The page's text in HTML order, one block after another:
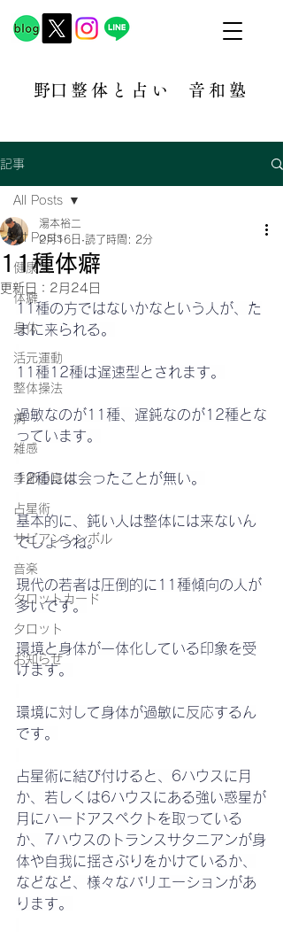
​野口整体と占い 音和塾​
記事
All Posts
健康法
体癖
身体
活元運動
整体操法
病
雑感
季節の身体
占星術
サビアンシンボル
音楽
タロットカード
タロット
お知らせ
All Posts
11種体癖
湯本裕二
2月16日 読了時間: 2分
更新日： 2月24日
11種の方ではないかなという人が、た
まに来られる。
11種12種は遅速型とされます。
過敏なのが11種、遅鈍なのが12種とな
っています。
12種には会ったことが無い。
基本的に、鈍い人は整体には来ないん
でしょうね。
現代の若者は圧倒的に11種傾向の人が
多いです。
環境と身体が一体化している印象を受
けます。
環境に対して身体が過敏に反応するん
です。
占星術に結び付けると、6ハウスに月
か、若しくは6ハウスにある強い惑星が
月にハードアスペクトを取っている
か、7ハウスのトランスサタニアンが身
体や自我に揺さぶりをかけているか、
などなど、様々なバリエーションがあ
ります。